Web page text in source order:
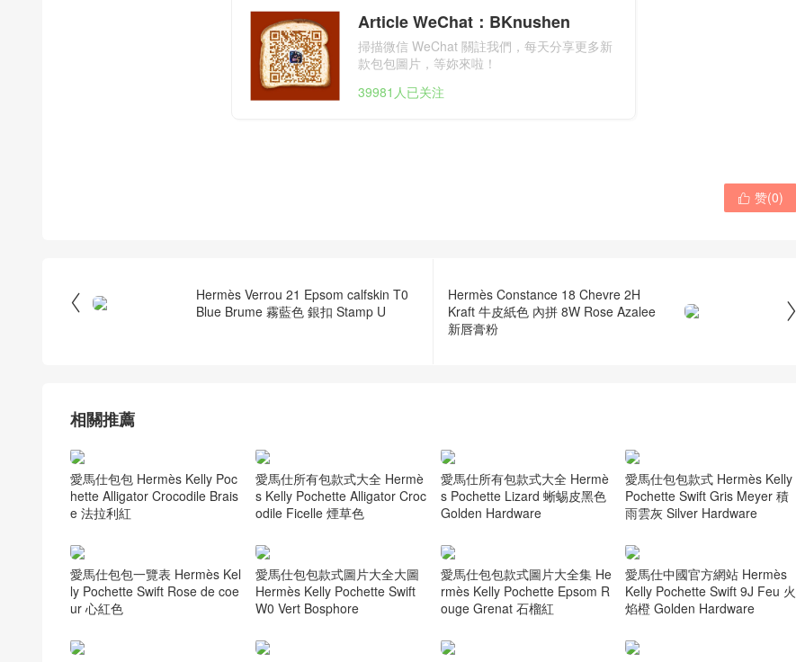
Article WeChat：BKnushen
掃描微信 WeChat 關註我們，每天分享更多新
款包包圖片，等妳來啦！
39981人已关注
 赞(0)

Hermès Verrou 21 Epsom calfskin T0
Blue Brume 霧藍色 銀扣 Stamp U

Hermès Constance 18 Chevre 2H
Kraft 牛皮紙色 內拼 8W Rose Azalee
新唇膏粉
相關推薦
愛馬仕包包 Hermès Kelly Poc
hette Alligator Crocodile Brais
e 法拉利紅
愛馬仕所有包款式大全 Hermè
s Kelly Pochette Alligator Croc
odile Ficelle 煙草色
愛馬仕所有包款式大全 Hermè
s Pochette Lizard 蜥蜴皮黑色
Golden Hardware
愛馬仕包包款式 Hermès Kelly
Pochette Swift Gris Meyer 積
雨雲灰 Silver Hardware
愛馬仕包包一覽表 Hermès Kel
ly Pochette Swift Rose de coe
ur 心紅色
愛馬仕包包款式圖片大全大圖
Hermès Kelly Pochette Swift
W0 Vert Bosphore
愛馬仕包包款式圖片大全集 He
rmès Kelly Pochette Epsom R
ouge Grenat 石榴紅
愛馬仕中國官方網站 Hermès
Kelly Pochette Swift 9J Feu 火
焰橙 Golden Hardware